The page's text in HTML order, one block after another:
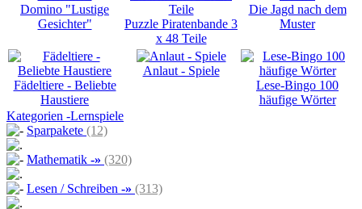
Domino "Lustige
Gesichter"
Puzzle Piratenbande 3
x 48 Teile
Die Jagd nach dem
Muster
Fädeltiere - Beliebte
Haustiere
Anlaut - Spiele
Lese-Bingo 100
häufige Wörter
Kategorien -Lernspiele
Sparpakete (12)
Mathematik -» (320)
Lesen / Schreiben -» (313)